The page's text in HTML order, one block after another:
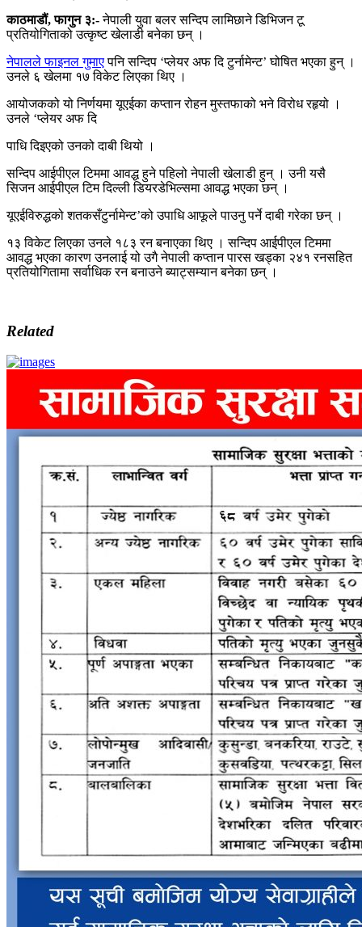
काठमाडौं,फागुन ३:-नेपाली युवा बलर सन्दिप लामिछाने डिभिजन टू
प्रतियोगिताको उत्कृष्ट खेलाडी बनेका छन् ।
नेपालले फाइनल गुमाएपनि सन्दिप ‘प्लेयर अफ दि टुर्नामेन्ट’ घोषित भएका हुन् ।
उनले ६ खेलमा १७ विकेट लिएका थिए ।
आयोजकको यो निर्णयमा यूएईका कप्तान रोहन मुस्तफाको भने विरोध रहृयो ।
उनले ‘प्लेयर अफ दि
पाधि दिइएको उनको दाबी थियो ।
सन्दिप आईपीएल टिममा आवद्ध हुने पहिलो नेपाली खेलाडी हुन् । उनी यसै
सिजन आईपीएल टिम दिल्ली डियरडेभिल्समा आवद्ध भएका छन् ।
यूएईविरुद्धको शतकसँटुर्नामेन्ट’को उपाधि आफूले पाउनु पर्ने दाबी गरेका छन् ।
१३ विकेट लिएका उनले १८३ रन बनाएका थिए । सन्दिप आईपीएल टिममा
आवद्ध भएका कारण उनलाई यो उगै नेपाली कप्तान पारस खड्का २४१ रनसहित
प्रतियोगितामा सर्वाधिक रन बनाउने ब्याट्सम्यान बनेका छन् ।
Related